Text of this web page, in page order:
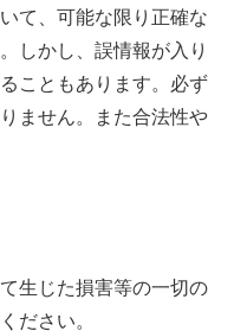
て、可能な限り正確な
しかし、誤情報が入り
こともあります。必ず
ません。また合法性や
生じた損害等の一切の
ださい。